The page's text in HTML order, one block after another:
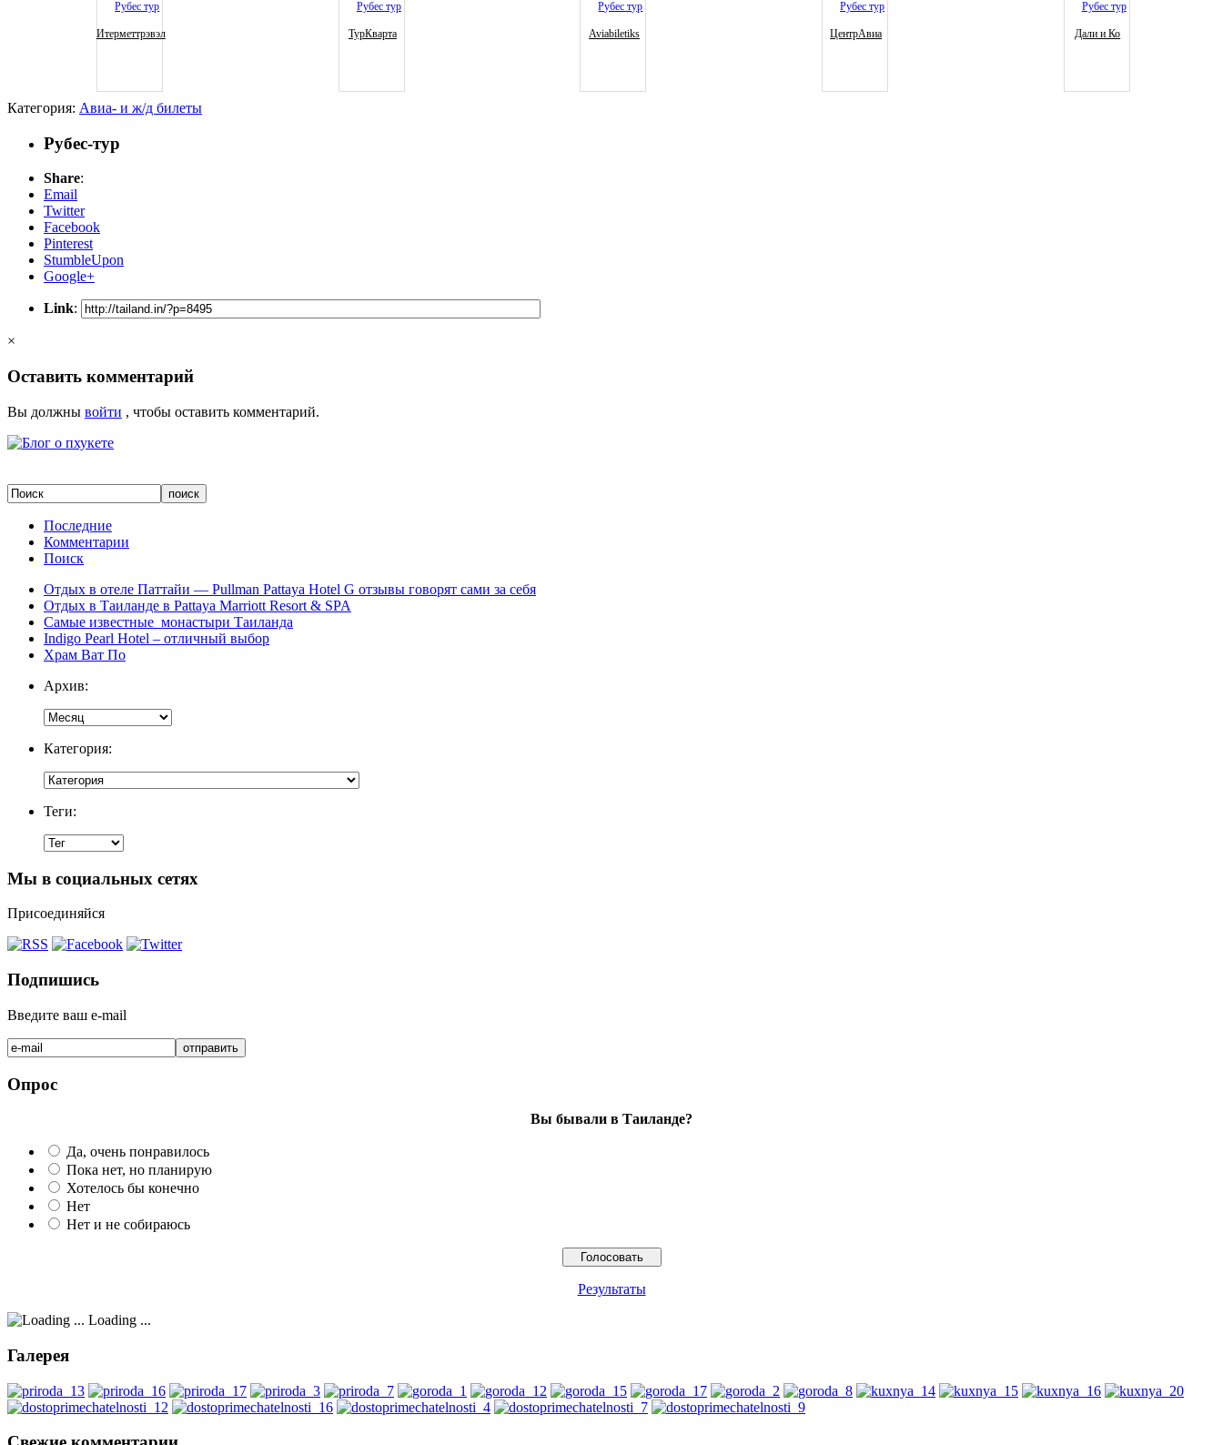
Итерметтрэвэл ТурКварта Aviabiletiks ЦентрАвиа Дали и Ко
Категория: Авиа- и ж/д билеты
Рубес-тур
Share:
Email
Twitter
Facebook
Pinterest
StumbleUpon
Google+
Link:
×
Оставить комментарий
Вы должны войти , чтобы оставить комментарий.
Последние
Комментарии
Поиск
Отдых в отеле Паттайи — Pullman Pattaya Hotel G отзывы говорят сами за себя
Отдых в Таиланде в Pattaya Marriott Resort & SPA
Самые известные монастыри Таиланда
Indigo Pearl Hotel – отличный выбор
Храм Ват По
Архив:
Категория:
Теги:
Мы в социальных сетях
Присоединяйся
Подпишись
Введите ваш e-mail
Опрос
Вы бывали в Таиланде?
Да, очень понравилось
Пока нет, но планирую
Хотелось бы конечно
Нет
Нет и не собираюсь
Результаты
Loading ...
Галерея